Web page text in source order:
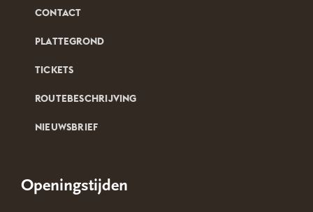
CONTACT
PLATTEGROND
TICKETS
ROUTEBESCHRIJVING
NIEUWSBRIEF
Openingstijden